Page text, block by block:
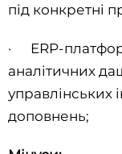
під конкретні
· ERP-
аналітичних
управлінських
доповнень;